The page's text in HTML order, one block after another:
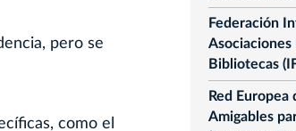
pero se
como el
Federación
Bibliotecas
Red
Amigables